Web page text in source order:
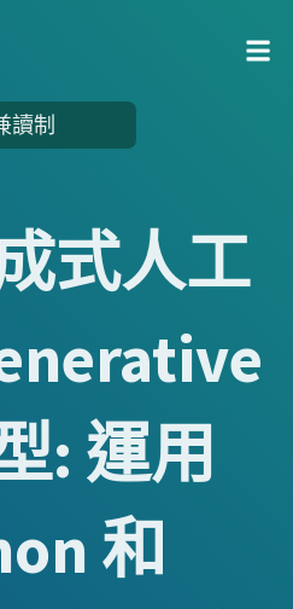
讀制
式人工
: 運用
和